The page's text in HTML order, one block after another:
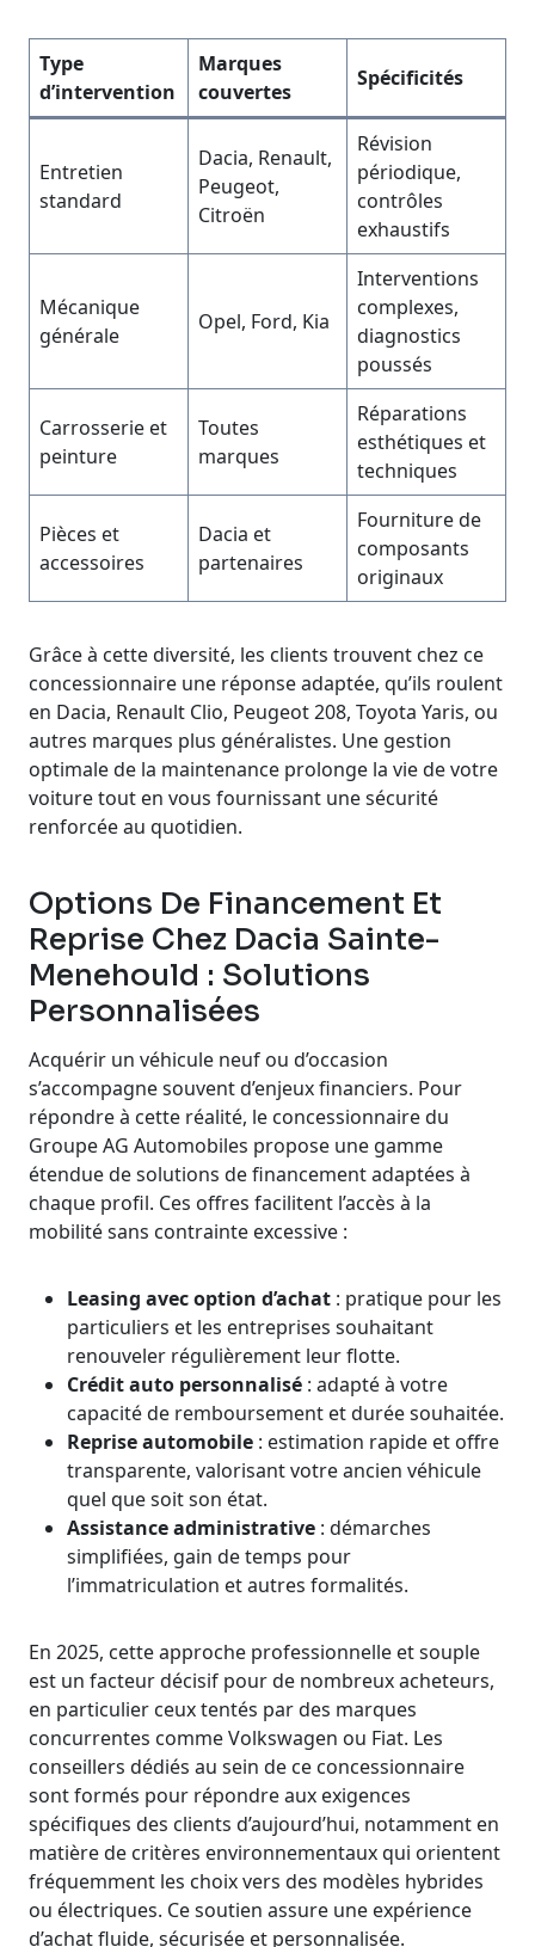
Type
d’intervention
Marques
couvertes
Spécificités
Entretien
standard
Dacia, Renault,
Peugeot,
Citroën
Révision
périodique,
contrôles
exhaustifs
Mécanique
générale
Opel, Ford, Kia
Interventions
complexes,
diagnostics
poussés
Carrosserie et
peinture
Toutes
marques
Réparations
esthétiques et
techniques
Pièces et
accessoires
Dacia et
partenaires
Fourniture de
composants
originaux
Grâce à cette diversité, les clients trouvent chez ce
concessionnaire une réponse adaptée, qu’ils roulent
en Dacia, Renault Clio, Peugeot 208, Toyota Yaris, ou
autres marques plus généralistes. Une gestion
optimale de la maintenance prolonge la vie de votre
voiture tout en vous fournissant une sécurité
renforcée au quotidien.
Options De Financement Et
Reprise Chez Dacia Sainte-
Menehould : Solutions
Personnalisées
Acquérir un véhicule neuf ou d’occasion
s’accompagne souvent d’enjeux financiers. Pour
répondre à cette réalité, le concessionnaire du
Groupe AG Automobiles propose une gamme
étendue de solutions de financement adaptées à
chaque profil. Ces offres facilitent l’accès à la
mobilité sans contrainte excessive :
Leasing avec option d’achat : pratique pour les
particuliers et les entreprises souhaitant
renouveler régulièrement leur flotte.
Crédit auto personnalisé : adapté à votre
capacité de remboursement et durée souhaitée.
Reprise automobile : estimation rapide et offre
transparente, valorisant votre ancien véhicule
quel que soit son état.
Assistance administrative : démarches
simplifiées, gain de temps pour
l’immatriculation et autres formalités.
En 2025, cette approche professionnelle et souple
est un facteur décisif pour de nombreux acheteurs,
en particulier ceux tentés par des marques
concurrentes comme Volkswagen ou Fiat. Les
conseillers dédiés au sein de ce concessionnaire
sont formés pour répondre aux exigences
spécifiques des clients d’aujourd’hui, notamment en
matière de critères environnementaux qui orientent
fréquemment les choix vers des modèles hybrides
ou électriques. Ce soutien assure une expérience
d’achat fluide, sécurisée et personnalisée.